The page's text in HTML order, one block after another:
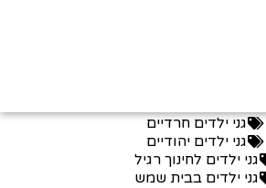
גני ילדים חרדיים
גני ילדים יהודיים
גני ילדים לחינוך רגיל
גני ילדים בבית שמש